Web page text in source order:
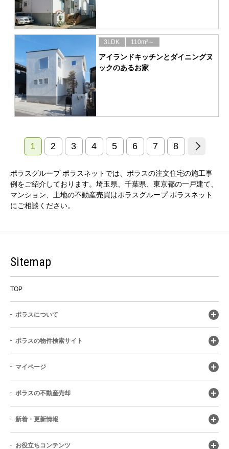
3LDK 110m²～
アイランドキッチンとダイニングヌ
ックのあるお家
1 2 3 4 5 6 7 8
ポラスグループ ポラスネットでは、ポラスの注文住宅の施工事
例をご紹介しております。埼玉県、千葉県、東京都の一戸建て、
マンション、土地の不動産売買はポラスグループ ポラスネット
にご相談ください。
Sitemap
TOP
ポラスについて
ポラスの物件検索サイト
マイページ
ポラスの不動産売却
新着・更新情報
お役立ちコンテンツ